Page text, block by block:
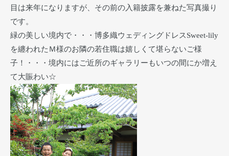
目は来年になりますが、その前の入籍披露を兼ねた写真撮り
です。
緑の美しい境内で・・・博多織ウェディングドレスSweet-lily
を纏われたＭ様のお隣の若住職は嬉しくて堪らないご様
子！・・・境内にはご近所のギャラリーもいつの間にか増え
て大賑わい☆